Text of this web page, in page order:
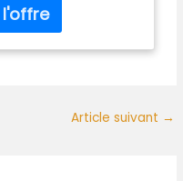
et de bon goût
famille et vos
ramequins se
facilement au
Durables :
peuvent être
au lave-vaisselle
Article suivant →